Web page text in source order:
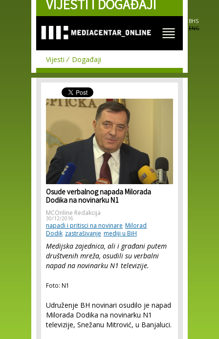
Skip to
main
VIJESTI I DOGAĐAJI
BHS
ENG
Vijesti Događaji
Osude verbalnog napada Milorada
Dodika na novinarku N1
MCOnline Redakcija
30/12/2016
napadi i pritisci na novinare Milorad
Dodik zastrašivanje mediji u BiH
Medijska zajednica, ali i građani putem
društvenih mreža, osudili su verbalni
napad na novinarku N1 televizije.
Foto: N1
Udruženje BH novinari osudilo je napad
Milorada Dodika na novinarku N1
televizije, Snežanu Mitrović, u Banjaluci.